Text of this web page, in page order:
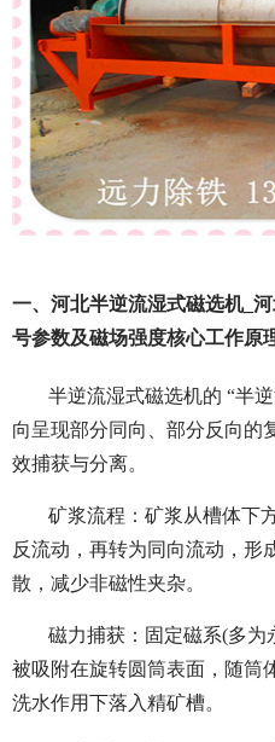
一、河北半逆流湿式磁选机_
号参数及磁场强度核心工作原
半逆流湿式磁选机的 “半
向呈现部分同向、部分反向的
效捕获与分离。
矿浆流程：矿浆从槽体下
反流动，再转为同向流动，形
散，减少非磁性夹杂。
磁力捕获：固定磁系(多为
被吸附在旋转圆筒表面，随筒
洗水作用下落入精矿槽。